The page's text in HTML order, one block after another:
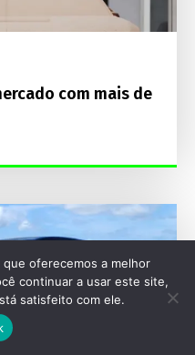
com mais de
oferecemos a melhor
continuar a usar este site,
satisfeito com ele.